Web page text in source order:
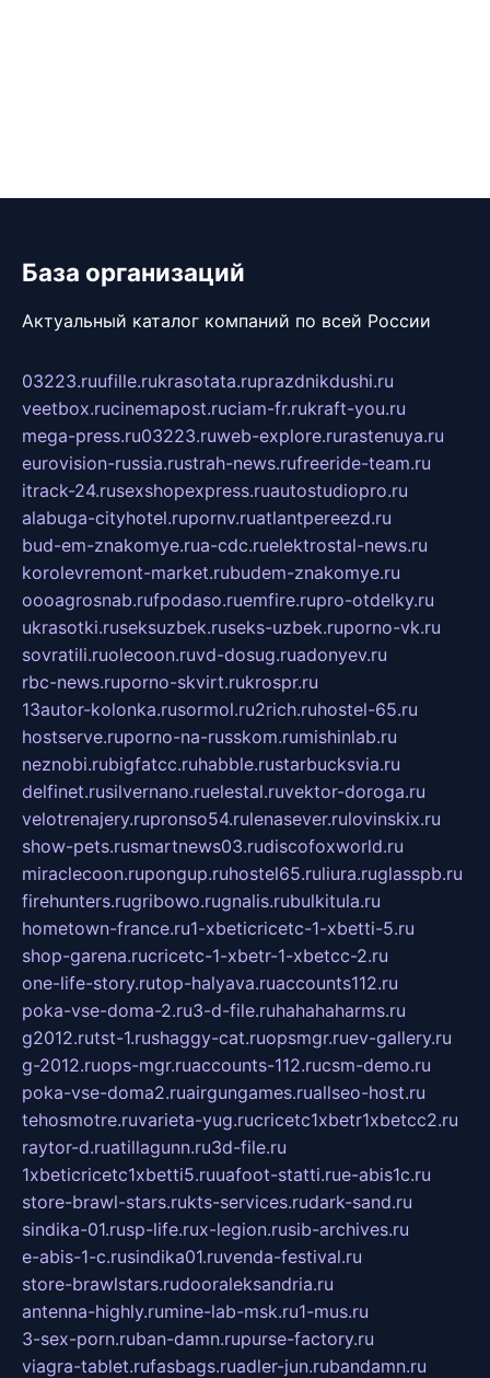
База организаций
Актуальный каталог компаний по всей России
03223.ruufille.rukrasotata.ruprazdnikdushi.ru
veetbox.rucinemapost.ruciam-fr.rukraft-you.ru
mega-press.ru03223.ruweb-explore.rurastenuya.ru
eurovision-russia.rustrah-news.rufreeride-team.ru
itrack-24.rusexshopexpress.ruautostudiopro.ru
alabuga-cityhotel.rupornv.ruatlantpereezd.ru
bud-em-znakomye.rua-cdc.ruelektrostal-news.ru
korolevremont-market.rubudem-znakomye.ru
oooagrosnab.rufpodaso.ruemfire.rupro-otdelky.ru
ukrasotki.ruseksuzbek.ruseks-uzbek.ruporno-vk.ru
sovratili.ruolecoon.ruvd-dosug.ruadonyev.ru
rbc-news.ruporno-skvirt.rukrospr.ru
13autor-kolonka.rusormol.ru2rich.ruhostel-65.ru
hostserve.ruporno-na-russkom.rumishinlab.ru
neznobi.rubigfatcc.ruhabble.rustarbucksvia.ru
delfinet.rusilvernano.ruelestal.ruvektor-doroga.ru
velotrenajery.rupronso54.rulenasever.rulovinskix.ru
show-pets.rusmartnews03.rudiscofoxworld.ru
miraclecoon.rupongup.ruhostel65.ruliura.ruglasspb.ru
firehunters.rugribowo.rugnalis.rubulkitula.ru
hometown-france.ru1-xbeticricetc-1-xbetti-5.ru
shop-garena.rucricetc-1-xbetr-1-xbetcc-2.ru
one-life-story.rutop-halyava.ruaccounts112.ru
poka-vse-doma-2.ru3-d-file.ruhahahaharms.ru
g2012.rutst-1.rushaggy-cat.ruopsmgr.ruev-gallery.ru
g-2012.ruops-mgr.ruaccounts-112.rucsm-demo.ru
poka-vse-doma2.ruairgungames.ruallseo-host.ru
tehosmotre.ruvarieta-yug.rucricetc1xbetr1xbetcc2.ru
raytor-d.ruatillagunn.ru3d-file.ru
1xbeticricetc1xbetti5.ruuafoot-statti.rue-abis1c.ru
store-brawl-stars.rukts-services.rudark-sand.ru
sindika-01.rusp-life.rux-legion.rusib-archives.ru
e-abis-1-c.rusindika01.ruvenda-festival.ru
store-brawlstars.rudooraleksandria.ru
antenna-highly.rumine-lab-msk.ru1-mus.ru
3-sex-porn.ruban-damn.rupurse-factory.ru
viagra-tablet.rufasbags.ruadler-jun.rubandamn.ru